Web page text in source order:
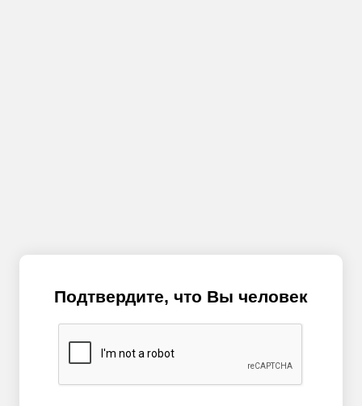
Подтвердите, что Вы человек